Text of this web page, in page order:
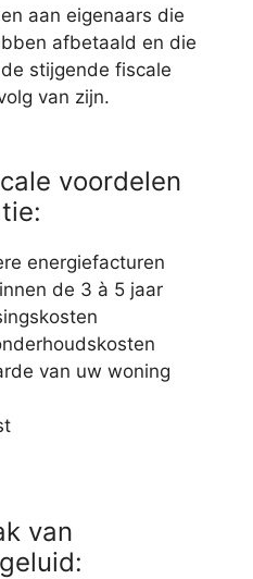
aan eigenaars die
afbetaald en die
stijgende fiscale
van zijn.
voordelen
energiefacturen
de 3 à 5 jaar
van uw woning
van